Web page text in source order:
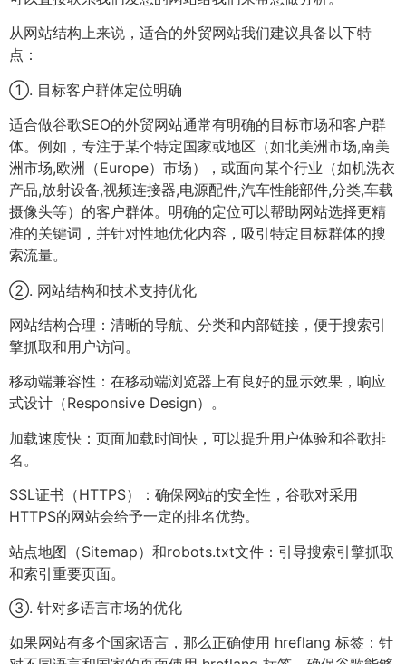
从网站结构上来说，适合的外贸网站我们建议具备以下特
点：
①. 目标客户群体定位明确
适合做谷歌SEO的外贸网站通常有明确的目标市场和客户群
体。例如，专注于某个特定国家或地区（如北美洲市场,南美
洲市场,欧洲（Europe）市场），或面向某个行业（如机洗衣
产品,放射设备,视频连接器,电源配件,汽车性能部件,分类,车载
摄像头等）的客户群体。明确的定位可以帮助网站选择更精
准的关键词，并针对性地优化内容，吸引特定目标群体的搜
索流量。
②. 网站结构和技术支持优化
网站结构合理：清晰的导航、分类和内部链接，便于搜索引
擎抓取和用户访问。
移动端兼容性：在移动端浏览器上有良好的显示效果，响应
式设计（Responsive Design）。
加载速度快：页面加载时间快，可以提升用户体验和谷歌排
名。
SSL证书（HTTPS）：确保网站的安全性，谷歌对采用
HTTPS的网站会给予一定的排名优势。
站点地图（Sitemap）和robots.txt文件：引导搜索引擎抓取
和索引重要页面。
③. 针对多语言市场的优化
如果网站有多个国家语言，那么正确使用 hreflang 标签：针